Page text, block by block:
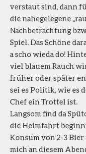
verstaut sind, dann
die nahegelegene
Nachbetrachtung
Spiel. Das Schöne
a scho wieda do!
viel blauem Rauch
früher oder später
sei es Politik, wie es
Chef ein Trottel ist.
Langsom find da
die Heimfahrt
Konsum von 2-3
mich an diesem